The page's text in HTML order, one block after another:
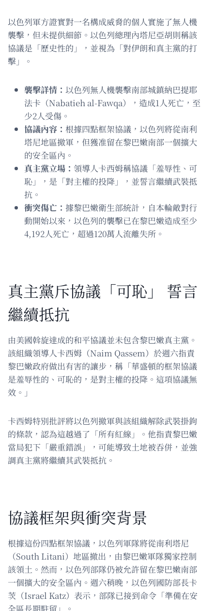
以色列軍方證實對一名構成威脅的個人實施了無人機
襲擊，但未提供細節。以色列總理內塔尼亞胡則稱該
協議是「歷史性的」，並視為「對伊朗和真主黨的打
擊」。
襲擊詳情： 以色列無人機襲擊南部城鎮納巴提耶
法卡（Nabatieh al-Fawqa），造成1人死亡，至
少2人受傷。
協議內容： 根據四點框架協議，以色列將從南利
塔尼地區撤軍，但獲准留在黎巴嫩南部一個擴大
的安全區內。
真主黨立場： 領導人卡西姆稱協議「羞辱性、可
恥」，是「對主權的投降」，並誓言繼續武裝抵
抗。
衝突傷亡： 據黎巴嫩衛生部統計，自本輪敵對行
動開始以來，以色列的襲擊已在黎巴嫩造成至少
4,192人死亡，超過120萬人流離失所。
真主黨斥協議「可恥」 誓言
繼續抵抗
由美國斡旋達成的和平協議並未包含黎巴嫩真主黨。
該組織領導人卡西姆（Naim Qassem）於週六指責
黎巴嫩政府做出有害的讓步，稱「華盛頓的框架協議
是羞辱性的、可恥的，是對主權的投降。這項協議無
效。」
卡西姆特別批評將以色列撤軍與該組織解除武裝掛鉤
的條款，認為這越過了「所有紅線」。他指責黎巴嫩
當局犯下「嚴重錯誤」，可能導致土地被吞併，並強
調真主黨將繼續其武裝抵抗。
協議框架與衝突背景
根據這份四點框架協議，以色列軍隊將從南利塔尼
（South Litani）地區撤出，由黎巴嫩軍隊獨家控制
該領土。然而，以色列部隊仍被允許留在黎巴嫩南部
一個擴大的安全區內。週六稍晚，以色列國防部長卡
茨（Israel Katz）表示，部隊已接到命令「準備在安
全區長期駐留」。